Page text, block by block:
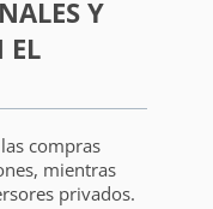
Y
EL
compras
mientras
privados.